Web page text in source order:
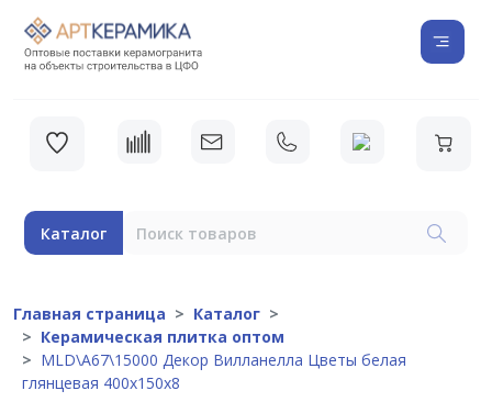
Каталог
Главная страница
Каталог
Керамическая плитка оптом
MLD\A67\15000 Декор Вилланелла Цветы белая
глянцевая 400х150х8